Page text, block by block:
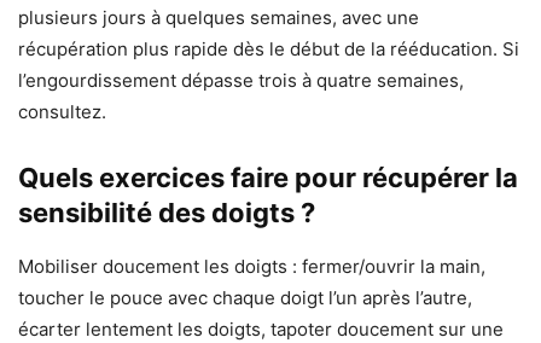
plusieurs jours à quelques semaines, avec une
récupération plus rapide dès le début de la rééducation. Si
l’engourdissement dépasse trois à quatre semaines,
consultez.
Quels exercices faire pour récupérer la
sensibilité des doigts ?
Mobiliser doucement les doigts : fermer/ouvrir la main,
toucher le pouce avec chaque doigt l’un après l’autre,
écarter lentement les doigts, tapoter doucement sur une